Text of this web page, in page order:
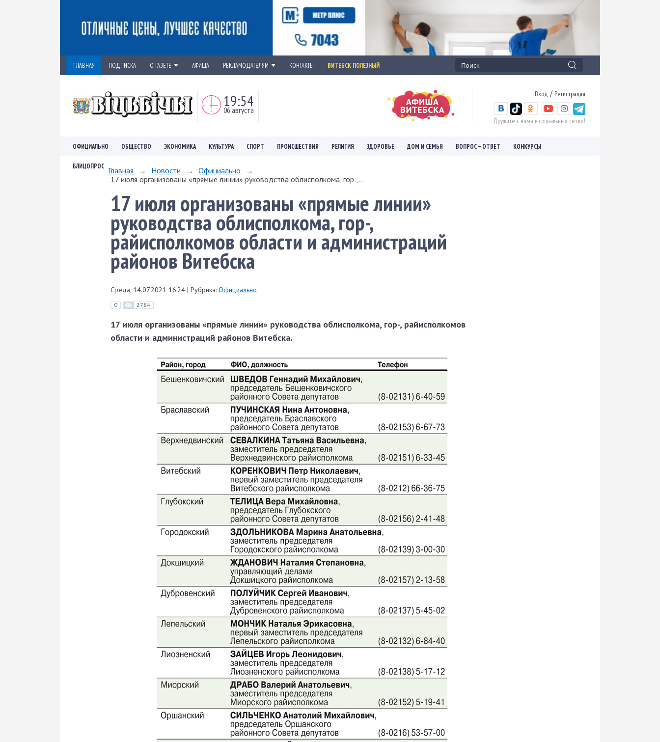
ГЛАВНАЯ ПОДПИСКА О ГАЗЕТЕ АФИША РЕКЛАМОДАТЕЛЯМ КОНТАКТЫ ВИТЕБСК ПОЛЕЗНЫЙ
19:54
06 августа
Вход / Регистрация
Дружите с нами в социальных сетях!
ОФИЦИАЛЬНО ОБЩЕСТВО ЭКОНОМИКА КУЛЬТУРА СПОРТ ПРОИСШЕСТВИЯ РЕЛИГИЯ ЗДОРОВЬЕ ДОМ И СЕМЬЯ ВОПРОС – ОТВЕТ КОНКУРСЫ
БЛИЦОПРОС Главная → Новости → Официально
→
17 июля организованы «прямые линии» руководства облисполкома, гор-,...
17 июля организованы «прямые линии»
руководства облисполкома, гор-,
райисполкомов области и администраций
районов Витебска
Среда, 14.07.2021 16:24 | Рубрика: Официально
0 2784
17 июля организованы «прямые линии» руководства облисполкома, гор-, райисполкомов
области и администраций районов Витебска.